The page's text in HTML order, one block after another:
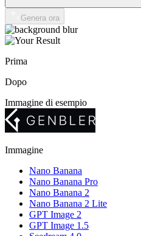
Genera ora
Prima
Dopo
Immagine di esempio
Immagine
Nano Banana
Nano Banana Pro
Nano Banana 2
Nano Banana 2 Lite
GPT Image 2
GPT Image 1.5